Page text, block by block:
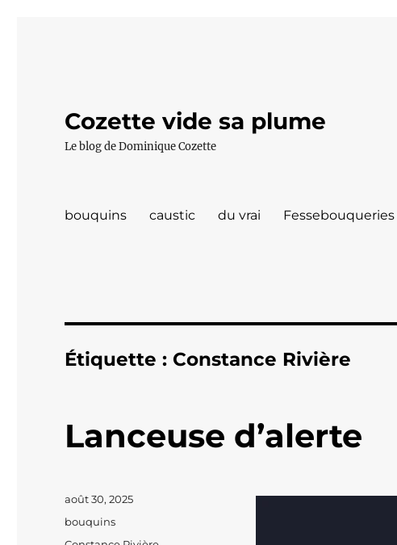
Cozette vide sa plume
Le blog de Dominique Cozette
bouquins caustic du vrai Fessebouqueries
Étiquette : Constance Rivière
Lanceuse d’alerte
Publié
le
août 30, 2025
Catégories
bouquins